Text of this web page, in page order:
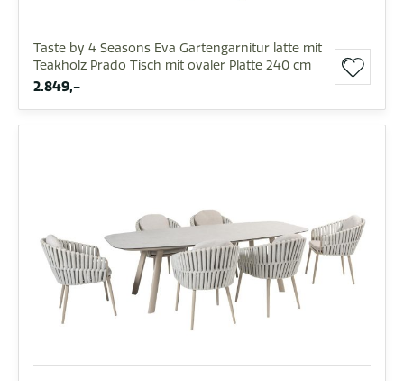
Taste by 4 Seasons Eva Gartengarnitur latte mit
Teakholz Prado Tisch mit ovaler Platte 240 cm
2.849,-